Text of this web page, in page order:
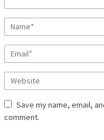
Save my name, email,
comment.